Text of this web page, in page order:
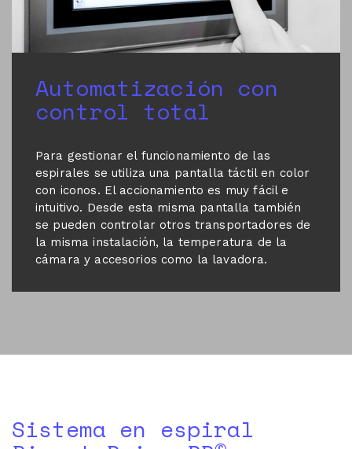
Automatización con
control total
Para gestionar el funcionamiento de las
espirales se utiliza una pantalla táctil en color
con iconos. El accionamiento es muy fácil e
intuitivo. Desde esta misma pantalla también
se pueden controlar otros transportadores de
la misma instalación, la temperatura de la
cámara y accesorios como la lavadora.
Sistema en espiral